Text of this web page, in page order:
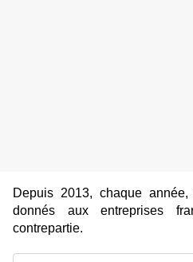
Depuis 2013, chaque
donnés aux entreprises
contrepartie.